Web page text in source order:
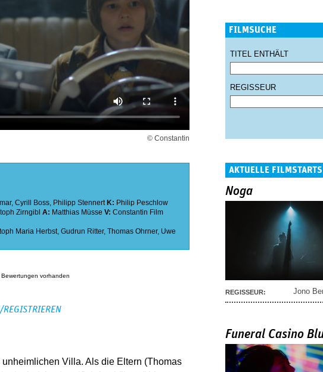
© Constantin
, Cyrill Boss, Philipp Stennert K: Philip Peschlow
Zirngibl A: Matthias Müsse V: Constantin Film
Maria Herbst, Gudrun Ritter, Thomas Ohrner, Uwe
Bewertungen vorhanden
Villa. Als die Eltern (Thomas
FILMSUCHE
TITEL ENTHÄLT
REGISSEUR
AKTUELLE FILMSTARTS
Noga
REGISSEUR: Jono
Funeral Casino